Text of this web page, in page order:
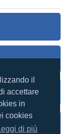
il
accettare
in
cookies
di più